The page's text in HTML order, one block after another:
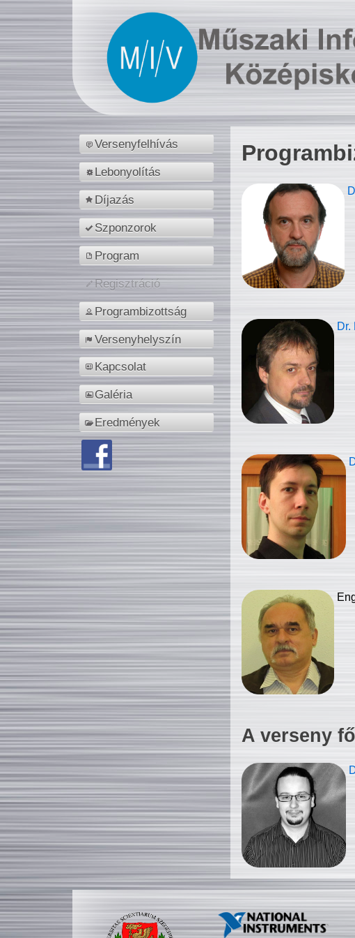
Versenyfelhívás
Lebonyolítás
Díjazás
Szponzorok
Program
Regisztráció
Programbizottság
Versenyhelyszín
Kapcsolat
Galéria
Eredmények
Dr.
A verseny